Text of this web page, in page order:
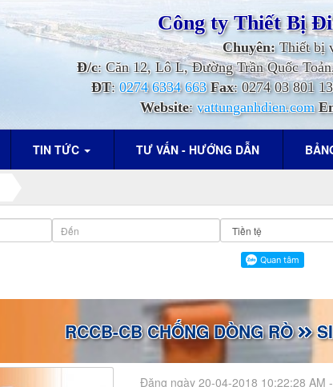
Công ty Thiết Bị
Chuyên:Thiết bị
Đ/c: Căn 12, Lô L, Đường Trần Quốc
ĐT:0274 6334 663 Fax: 0274 03 801
Website:vattunganhdien.com
TIN TỨC TƯ VẤN - HƯỚNG DẪN
RCCB-CB CHỐNG DÒNG RÒ
Đăng ngày 20-04-2018 10:22:28 AM